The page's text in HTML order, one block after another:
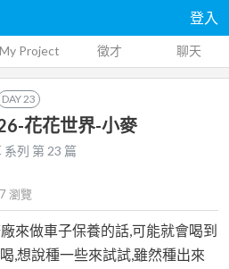
登入
My Project 徵才 聊天
DAY23
花花世界-小麥
系列 第23 篇
瀏覽
來做車子保養的話,可能就會喝到
,想說種一些來試試,雖然種出來